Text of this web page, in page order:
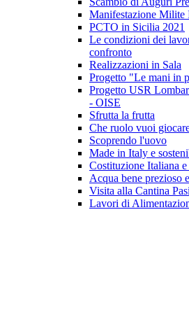
Manifestazione Milite
PCTO in Sicilia 2021
Le condizioni dei
confronto
Realizzazioni in Sala
Progetto "Le mani in
Progetto USR
- OISE
Sfrutta la frutta
Che ruolo vuoi
Scoprendo l'uovo
Made in Italy e
Costituzione Italiana
Acqua bene prezioso
Visita alla Cantina
Lavori di